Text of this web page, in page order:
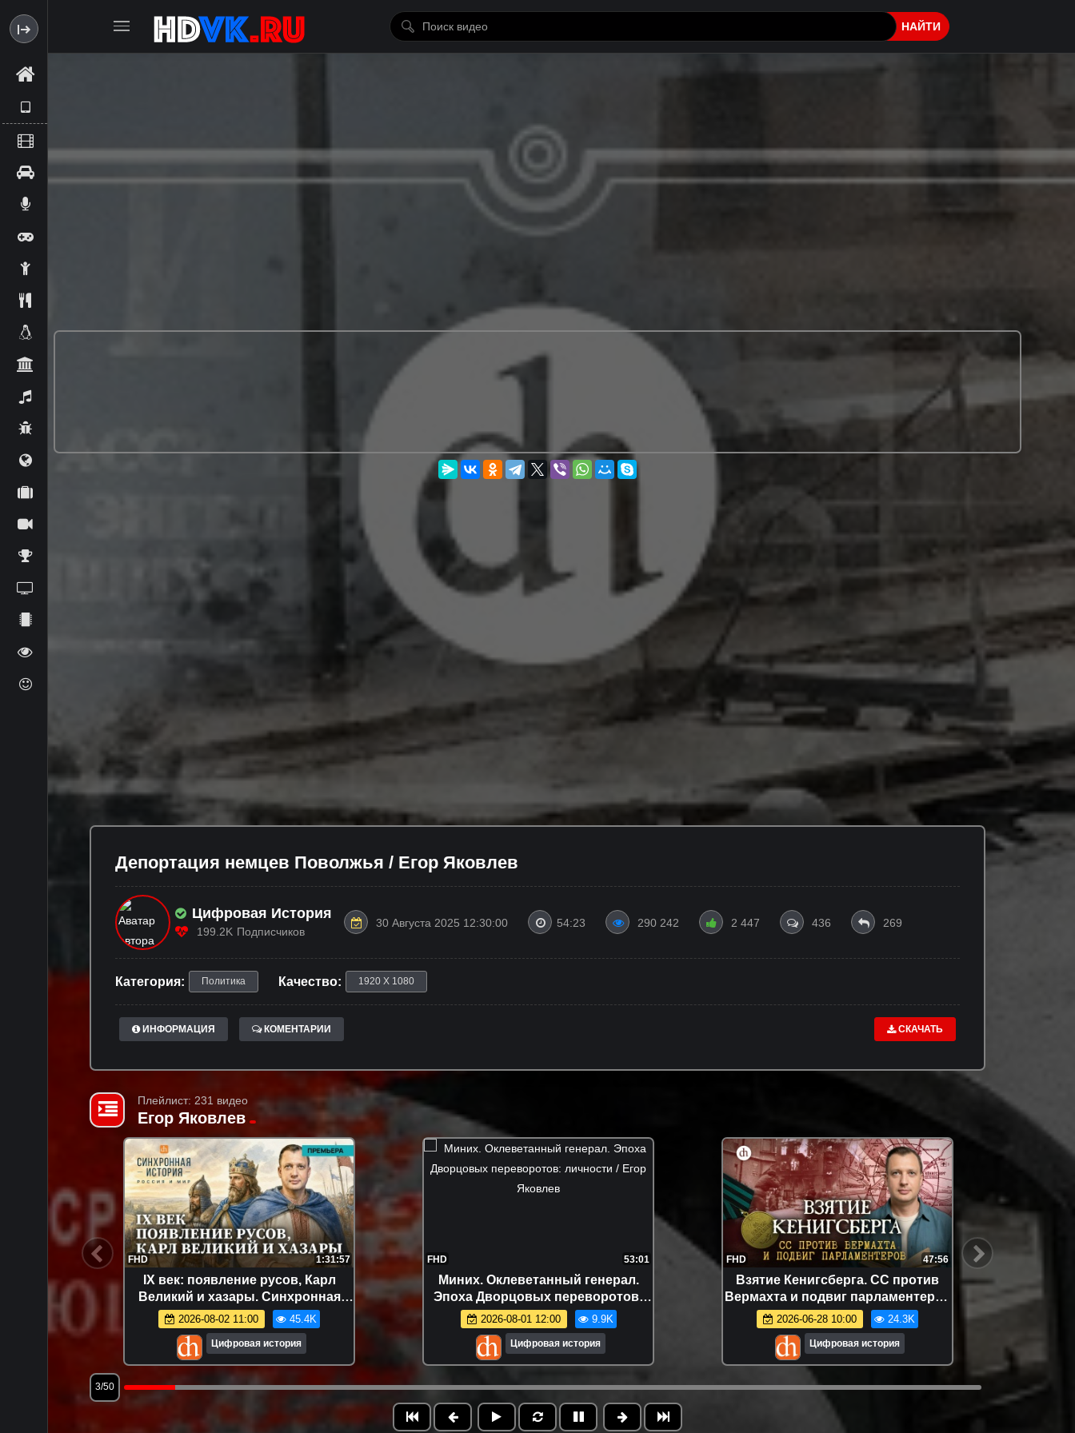
НАЙТИ
Депортация немцев Поволжья / Егор Яковлев
Цифровая История
199.2K Подписчиков
30 Августа 2025 12:30:00 54:23 290 242 2 447 436 269
Категория: Политика Качество: 1920 X 1080
ИНФОРМАЦИЯ КОМЕНТАРИИ СКАЧАТЬ
Плейлист: 231 видео
Егор Яковлев
FHD 1:31:57
IX век: появление русов, Карл
Великий и хазары. Синхронная
история, часть 1 / Егор Яковлев
2026-08-02 11:00 45.4K
Цифровая история
FHD 53:01
Миних. Оклеветанный генерал.
Эпоха Дворцовых переворотов:
личности / Егор Яковлев
2026-08-01 12:00 9.9K
Цифровая история
FHD 47:56
Взятие Кенигсберга. СС против
Вермахта и подвиг парламентеров
/ Егор Яковлев
2026-06-28 10:00 24.3K
Цифровая история
3/50